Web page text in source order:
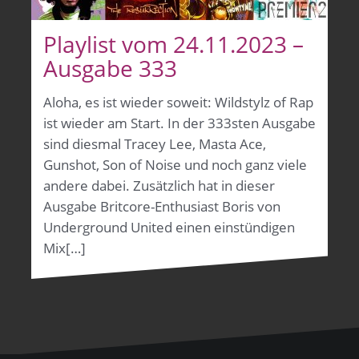
Playlist vom 24.11.2023 –
Ausgabe 333
Aloha, es ist wieder soweit: Wildstylz of Rap
ist wieder am Start. In der 333sten Ausgabe
sind diesmal Tracey Lee, Masta Ace,
Gunshot, Son of Noise und noch ganz viele
andere dabei. Zusätzlich hat in dieser
Ausgabe Britcore-Enthusiast Boris von
Underground United einen einstündigen
Mix[…]